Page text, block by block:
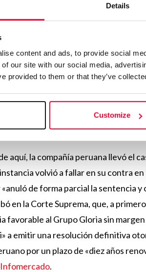
Details
content and ads, to provide social
our site with our social media,
provided to them or that they’ve
Customize
a la Corte
años largos que ha durado el
instancias administrativas y
En 2018, la Comisión de
al concluir que la oposición de
en 2019 la Sala de Propiedad
aquí, la compañía peruana llevó el
volvió a fallar en su contra en
de forma parcial la sentencia
en la Corte Suprema, que, a
favorable al Grupo Gloria sin
a emitir una resolución definitiva
por un plazo de «diez años
Infomercado.